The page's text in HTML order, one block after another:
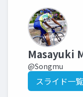
Masayuki
@Songmu
スライド一覧